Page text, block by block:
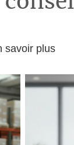
savoir plus